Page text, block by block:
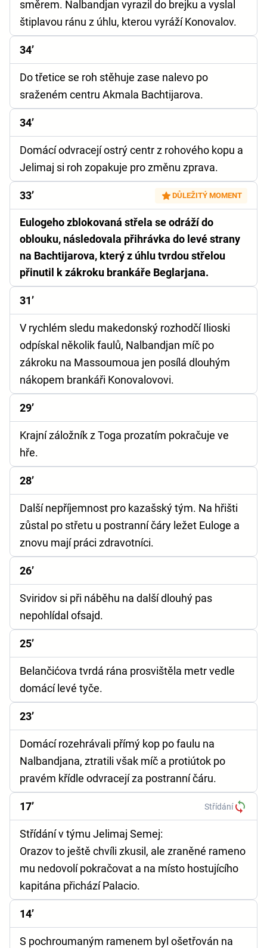
směrem. Nalbandjan vyrazil do brejku a vyslal
štiplavou ránu z úhlu, kterou vyráží Konovalov.
34’
Do třetice se roh stěhuje zase nalevo po
sraženém centru Akmala Bachtijarova.
34’
Domácí odvracejí ostrý centr z rohového kopu a
Jelimaj si roh zopakuje pro změnu zprava.
33’ DŮLEŽITÝ MOMENT
Eulogeho zblokovaná střela se odráží do
oblouku, následovala přihrávka do levé strany
na Bachtijarova, který z úhlu tvrdou střelou
přinutil k zákroku brankáře Beglarjana.
31’
V rychlém sledu makedonský rozhodčí Ilioski
odpískal několik faulů, Nalbandjan míč po
zákroku na Massoumoua jen posílá dlouhým
nákopem brankáři Konovalovovi.
29’
Krajní záložník z Toga prozatím pokračuje ve
hře.
28’
Další nepříjemnost pro kazašský tým. Na hřišti
zůstal po střetu u postranní čáry ležet Euloge a
znovu mají práci zdravotníci.
26’
Sviridov si při náběhu na další dlouhý pas
nepohlídal ofsajd.
25’
Belančićova tvrdá rána prosvištěla metr vedle
domácí levé tyče.
23’
Domácí rozehrávali přímý kop po faulu na
Nalbandjana, ztratili však míč a protiútok po
pravém křídle odvracejí za postranní čáru.
17’ Střídání
Střídání v týmu Jelimaj Semej:
Orazov to ještě chvíli zkusil, ale zraněné rameno
mu nedovolí pokračovat a na místo hostujícího
kapitána přichází Palacio.
14’
S pochroumaným ramenem byl ošetřován na